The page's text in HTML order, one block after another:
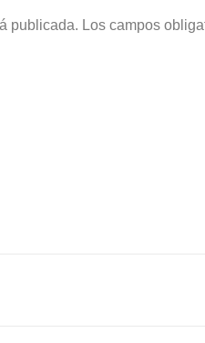
publicada. Los campos